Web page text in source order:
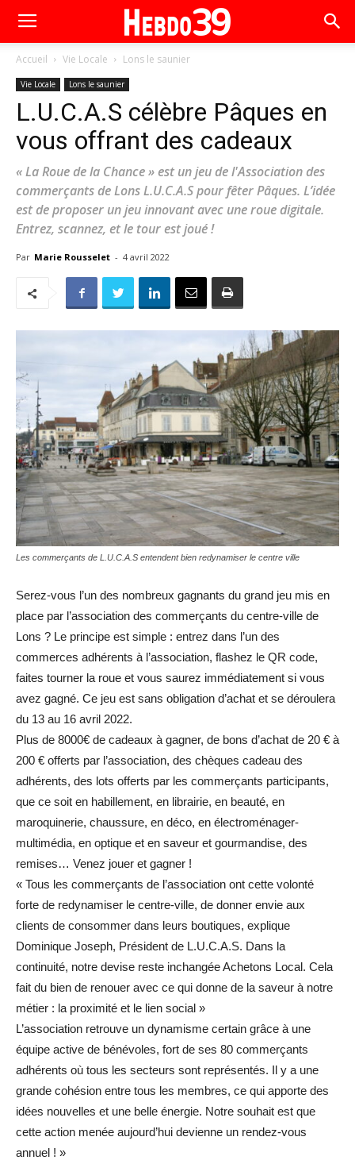
Accueil Vie Locale Lons le saunier
Vie Locale Lons le saunier
L.U.C.A.S célèbre Pâques en
vous offrant des cadeaux
« La Roue de la Chance » est un jeu de l'Association des
commerçants de Lons L.U.C.A.S pour fêter Pâques. L’idée
est de proposer un jeu innovant avec une roue digitale.
Entrez, scannez, et le tour est joué !
Par Marie Rousselet - 4 avril 2022
Les commerçants de L.U.C.A.S entendent bien redynamiser le centre ville
Serez-vous l’un des nombreux gagnants du grand jeu mis en
place par l’association des commerçants du centre-ville de
Lons ? Le principe est simple : entrez dans l’un des
commerces adhérents à l’association, flashez le QR code,
faites tourner la roue et vous saurez immédiatement si vous
avez gagné. Ce jeu est sans obligation d’achat et se déroulera
du 13 au 16 avril 2022.
Plus de 8000€ de cadeaux à gagner, de bons d’achat de 20 € à
200 € offerts par l’association, des chèques cadeau des
adhérents, des lots offerts par les commerçants participants,
que ce soit en habillement, en librairie, en beauté, en
maroquinerie, chaussure, en déco, en électroménager-
multimédia, en optique et en saveur et gourmandise, des
remises… Venez jouer et gagner !
« Tous les commerçants de l’association ont cette volonté
forte de redynamiser le centre-ville, de donner envie aux
clients de consommer dans leurs boutiques, explique
Dominique Joseph, Président de L.U.C.A.S. Dans la
continuité, notre devise reste inchangée Achetons Local. Cela
fait du bien de renouer avec ce qui donne de la saveur à notre
métier : la proximité et le lien social »
L’association retrouve un dynamisme certain grâce à une
équipe active de bénévoles, fort de ses 80 commerçants
adhérents où tous les secteurs sont représentés. Il y a une
grande cohésion entre tous les membres, ce qui apporte des
idées nouvelles et une belle énergie. Notre souhait est que
cette action menée aujourd’hui devienne un rendez-vous
annuel ! »